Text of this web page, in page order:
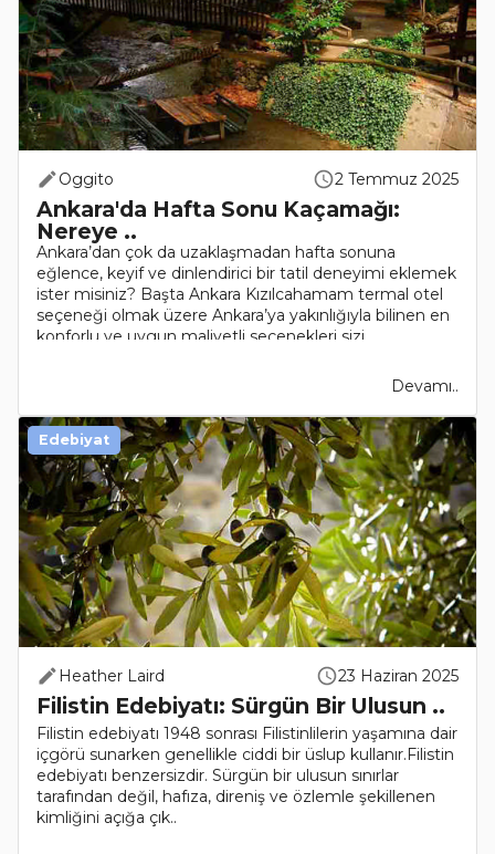
Oggito 2 Temmuz 2025
Ankara'da Hafta Sonu Kaçamağı:
Nereye ..
Ankara’dan çok da uzaklaşmadan hafta sonuna
eğlence, keyif ve dinlendirici bir tatil deneyimi eklemek
ister misiniz? Başta Ankara Kızılcahamam termal otel
seçeneği olmak üzere Ankara’ya yakınlığıyla bilinen en
konforlu ve uygun maliyetli seçenekleri sizi..
Devamı..
Heather Laird 23 Haziran 2025
Filistin Edebiyatı: Sürgün Bir Ulusun ..
Filistin edebiyatı 1948 sonrası Filistinlilerin yaşamına dair
içgörü sunarken genellikle ciddi bir üslup kullanır.Filistin
edebiyatı benzersizdir. Sürgün bir ulusun sınırlar
tarafından değil, hafıza, direniş ve özlemle şekillenen
kimliğini açığa çık..
Edebiyat